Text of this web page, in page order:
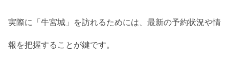
実際に「牛宮城」を訪れるためには、最新の予約状況や情
報を把握することが鍵です。